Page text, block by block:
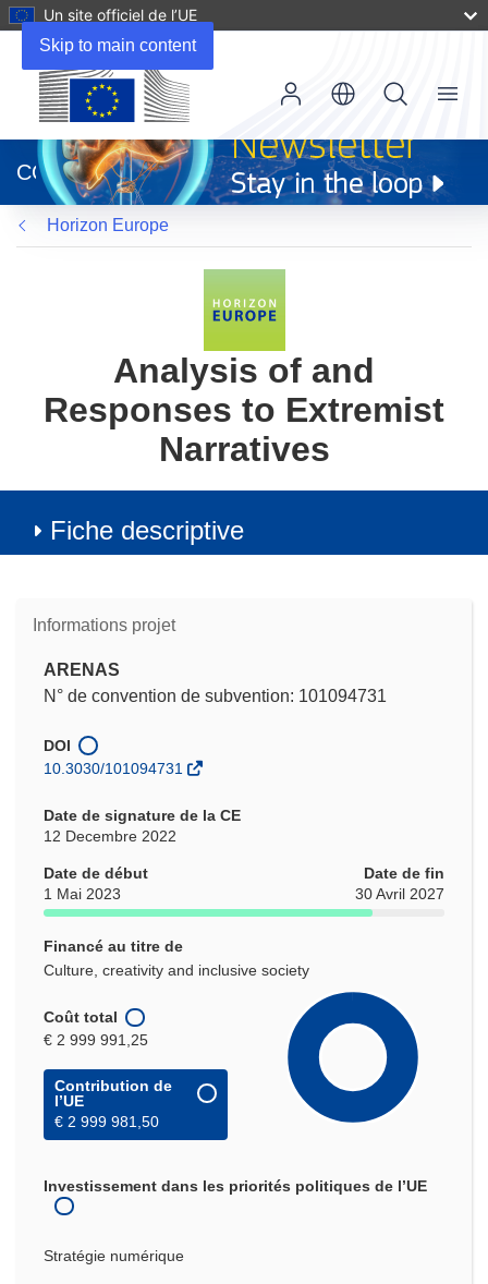
Skip to main content
Un site officiel de l’UE
dans
une
nouvelle
fenêtre)
CORDIS
Menu
Horizon Europe
Analysis of and
Responses to Extremist
Narratives
Fiche descriptive
Informations projet
ARENAS
N° de convention de subvention: 101094731
DOI
10.3030/101094731
Date de signature de la CE
12 Decembre 2022
Date de début
1 Mai 2023
Date de fin
30 Avril 2027
Financé au titre de
Culture, creativity and inclusive society
Coût total
€ 2 999 991,25
Contribution de
l’UE
€ 2 999 981,50
Investissement dans les priorités politiques de l’UE
Stratégie numérique